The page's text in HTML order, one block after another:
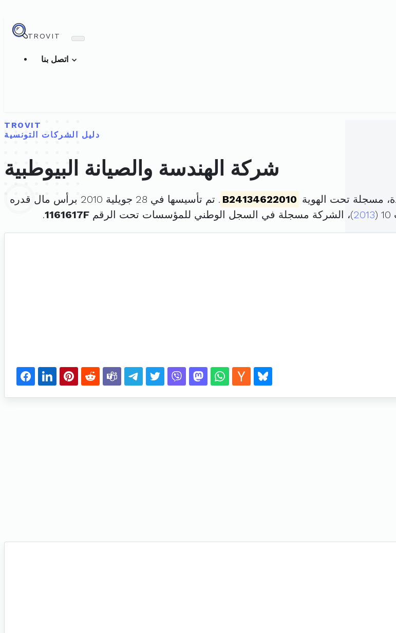
TROVIT
TROVIT
دليل الشركات التونسية
شركة الهندسة والصيانة البيوطبية
مسجلة تحت الهوية B24134622010 . تم تأسيسها في 28 جويلية 2010 برأس مال قدره
2013)، الشركة مسجلة في السجل الوطني للمؤسسات تحت الرقم 1161617F
.